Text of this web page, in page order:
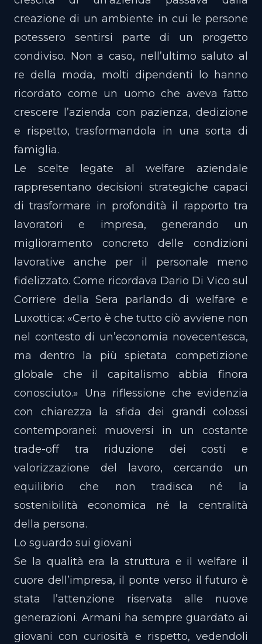
creazione di un ambiente in cui le persone
potessero sentirsi parte di un progetto
condiviso. Non a caso, nell’ultimo saluto al
re della moda, molti dipendenti lo hanno
ricordato come un uomo che aveva fatto
crescere l’azienda con pazienza, dedizione
e rispetto, trasformandola in una sorta di
famiglia.
Le scelte legate al welfare aziendale
rappresentano decisioni strategiche capaci
di trasformare in profondità il rapporto tra
lavoratori e impresa, generando un
miglioramento concreto delle condizioni
lavorative anche per il personale meno
fidelizzato. Come ricordava Dario Di Vico sul
Corriere della Sera parlando di welfare e
Luxottica: «Certo è che tutto ciò avviene non
nel contesto di un’economia novecentesca,
ma dentro la più spietata competizione
globale che il capitalismo abbia finora
conosciuto.» Una riflessione che evidenzia
con chiarezza la sfida dei grandi colossi
contemporanei: muoversi in un costante
trade-off tra riduzione dei costi e
valorizzazione del lavoro, cercando un
equilibrio che non tradisca né la
sostenibilità economica né la centralità
della persona.
Lo sguardo sui giovani
Se la qualità era la struttura e il welfare il
cuore dell’impresa, il ponte verso il futuro è
stata l’attenzione riservata alle nuove
generazioni. Armani ha sempre guardato ai
giovani con curiosità e rispetto, vedendoli